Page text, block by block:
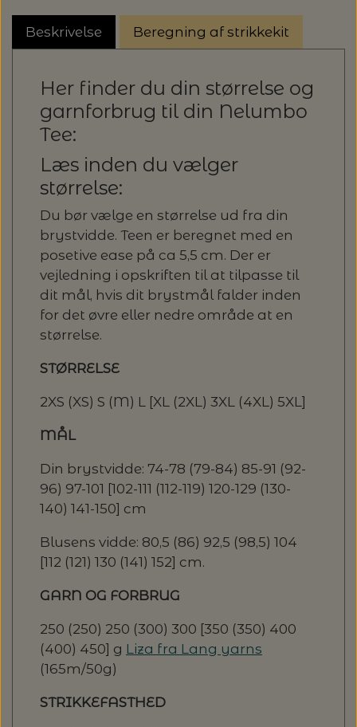
Beskrivelse Beregning af strikkekit
Her finder du din størrelse og
garnforbrug til din Nelumbo
Tee:
Læs inden du vælger
størrelse:
Du bør vælge en størrelse ud fra din
brystvidde. Teen er beregnet med en
posetive ease på ca 5,5 cm. Der er
vejledning i opskriften til at tilpasse til
dit mål, hvis dit brystmål falder inden
for det øvre eller nedre område at en
størrelse.
STØRRELSE
2XS (XS) S (M) L [XL (2XL) 3XL (4XL) 5XL]
MÅL
Din brystvidde: 74-78 (79-84) 85-91 (92-
96) 97-101 [102-111 (112-119) 120-129 (130-
140) 141-150] cm
Blusens vidde: 80,5 (86) 92,5 (98,5) 104
[112 (121) 130 (141) 152] cm.
GARN OG FORBRUG
250 (250) 250 (300) 300 [350 (350) 400
(400) 450] g Liza fra Lang yarns
(165m/50g)
STRIKKEFASTHED